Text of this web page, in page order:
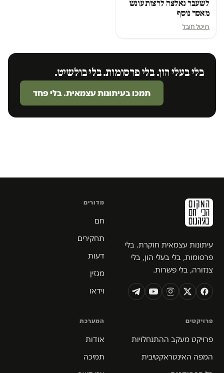
לשעבר נאלצה לרצות עונש
מאסר נוסף
רויטל חובל
בלי בעלי הון. בלי פרסומות. בלי בולשיט.
תמכו בעיתונות עצמאית. בלי פחד
עיתונות עצמאית חוקרת. בלי
פרסומות, בלי בעלי הון, בלי
צנזורה, בלי פשרות.
מדורים
חם
תחקירים
דעות
מגזין
וידאו
פרויקטים
פרויקט מעקב ההתנחלויות
המפה האינטראקטיבית
המערכת
אודות
תמיכה